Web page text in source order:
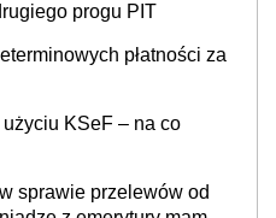
progu PIT
płatności za
KSeF – na co
sprawie przelewów od